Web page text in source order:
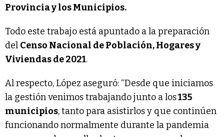
Provincia y los Municipios.
Todo este trabajo está apuntado a la preparación
del Censo Nacional de Población, Hogares y
Viviendas de 2021.
Al respecto, López aseguró: “Desde que iniciamos
la gestión venimos trabajando junto a los135
municipios, tanto para asistirlos y que continúen
funcionando normalmente durante la pandemia